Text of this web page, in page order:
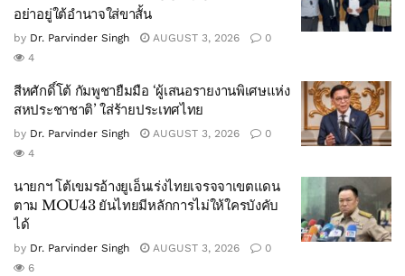
อย่าอยู่ใต้อำนาจใส่ขาสั้น
by Dr. Parvinder Singh AUGUST 3, 2026
0
4
สีหศักดิ์โต้ กัมพูชายืมมือ ‘ผู้เสนอรายงานพิเศษแห่ง
สหประชาชาติ’ ใส่ร้ายประเทศไทย
by Dr. Parvinder Singh AUGUST 3, 2026
0
4
นายกฯ โต้เขมรอ้างยูเอ็นเร่งไทยเจรจจาเขตแดน
ตาม MOU43 ยันไทยมีหลักการไม่ให้ใครบังคับ
ได้
by Dr. Parvinder Singh AUGUST 3, 2026
0
6